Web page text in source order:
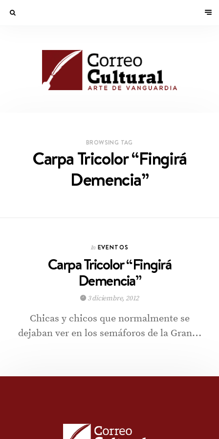
BROWSING TAG
Carpa Tricolor “Fingirá
Demencia”
In EVENTOS
Carpa Tricolor “Fingirá
Demencia”
3 diciembre, 2012
Chicas y chicos que normalmente se
dejaban ver en los semáforos de la Gran…